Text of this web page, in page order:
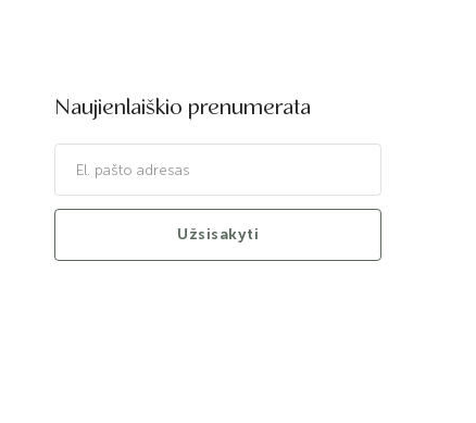
Naujienlaiškio prenumerata
Užsisakyti